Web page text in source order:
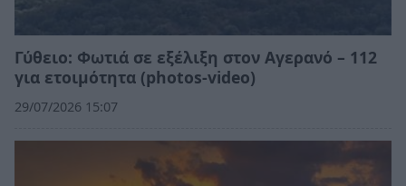
Γύθειο: Φωτιά σε εξέλιξη στον Αγερανό – 112
για ετοιμότητα (photos-video)
29/07/2026 15:07